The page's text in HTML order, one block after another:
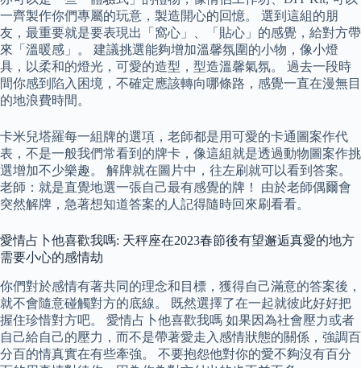
一齊製作你們專屬的玩意，製造開心的回憶。 選到這組的朋
友，最重要就是要表現出「窩心」、「貼心」的感覺，給對方帶
來「溫暖感」。 建議挑選能夠增加溫馨氛圍的小物，像小燈
具，以柔和的燈光，可愛的造型，型造溫馨氣氛。 過去一段時
間你感到陷入困境，不確定應該轉向哪條路，感覺一直在漫無目
的地浪費時間。
卡米兒塔羅每一組牌的選項，老師都是用可愛的卡通圖案作代
表，不是一般我們常看到的牌卡，像這組就是透過動物圖案作挑
選增加不少樂趣。 解牌就在圖片中，往左刷就可以看到答案。
老師：就是直覺地選一張自己最有感覺的牌！ 由於老師偶爾會
突然解牌，急著想知道答案的人記得隨時回來刷看看。
愛情占卜他喜歡我嗎: 天秤座在2023春節後有望邂逅真愛的地方
需要小心的感情劫
你們對於感情有著共同的理念和目標，獲得自己滿意的答案後，
就不會隨意碰觸對方的底線。 既然選擇了在一起就彼此好好把
握住珍惜對方吧。 愛情占卜他喜歡我嗎 如果因為社會壓力或者
自己給自己的壓力，而不是帶著愛走入感情狀態的關係，強調百
分百的情真實在有些牽強。 不要抱怨他對你的愛不夠沒有百分